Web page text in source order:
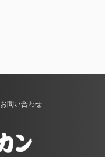
お問い合わせ